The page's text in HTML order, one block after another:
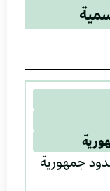
جمهورية